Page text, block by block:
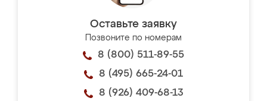
Оставьте заявку
Позвоните по номерам
8 (800) 511-89-55
8 (495) 665-24-01
8 (926) 409-68-13